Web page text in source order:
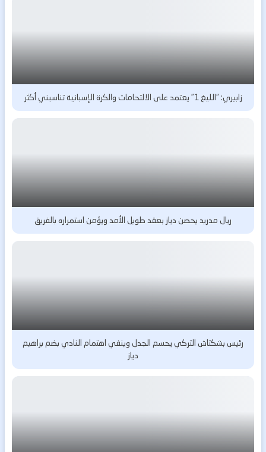
زابيري: “الليغ 1” يعتمد على الالتحامات والكرة الإسبانية تناسبني أكثر
ريال مدريد يحصن دياز بعقد طويل الأمد ويؤمن استمراره بالفريق
رئيس بشكتاش التركي يحسم الجدل وينفي اهتمام النادي بضم براهيم
دياز